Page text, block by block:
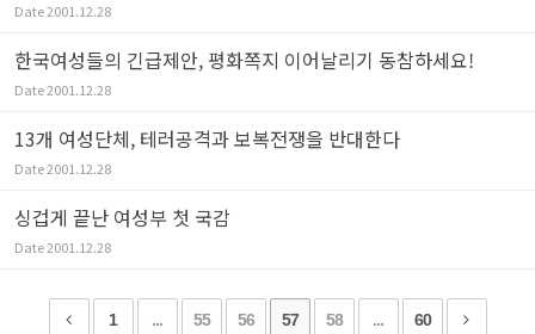
Date2001.12.28
한국여성들의 긴급제안, 평화쪽지 이어날리기 동참하세요!
Date2001.12.28
13개 여성단체, 테러공격과 보복전쟁을 반대한다
Date2001.12.28
싱겁게 끝난 여성부 첫 국감
Date2001.12.28
1 ... 55 56 57 58 ... 60